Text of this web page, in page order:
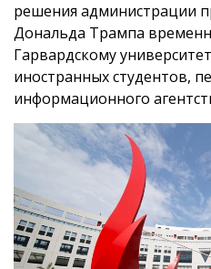
решения администрации
Дональда Трампа
Гарвардскому
иностранных студентов,
информационного